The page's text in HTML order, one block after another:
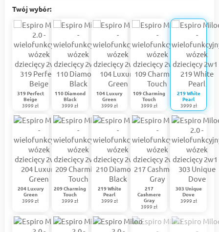
Twój wybór:
319 Perfect
Beige
3999 zł
110 Diamond
Black
3999 zł
104 Luxury
Green
3999 zł
109 Charming
Touch
3999 zł
219 White
Pearl
3999 zł
204 Luxury
Green
3999 zł
209 Charming
Touch
3999 zł
219 White
Pearl
3999 zł
217
Cashmere
Gray
3999 zł
303 Unique
Dove
3999 zł